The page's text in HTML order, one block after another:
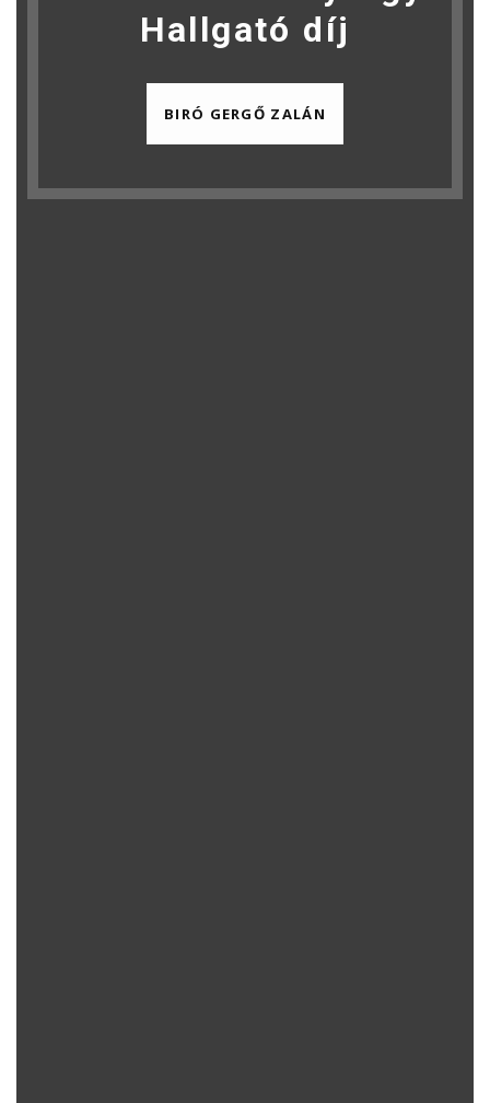
Hallgató díj
BIRÓ GERGŐ ZALÁN